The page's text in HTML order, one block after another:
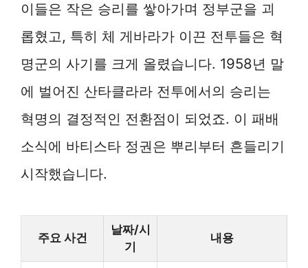
이들은 작은 승리를 쌓아가며 정부군을 괴
롭혔고, 특히 체 게바라가 이끈 전투들은 혁
명군의 사기를 크게 올렸습니다. 1958년 말
에 벌어진 산타클라라 전투에서의 승리는
혁명의 결정적인 전환점이 되었죠. 이 패배
소식에 바티스타 정권은 뿌리부터 흔들리기
시작했습니다.
주요 사건
날짜/시
기
내용